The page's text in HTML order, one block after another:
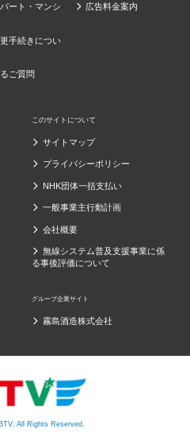
ート・マンシ
手続きについ
ご質問
広告料金案内
このサイトについて
サイトマップ
プライバシーポリシー
NHK団体一括支払い
一般事業主行動計画
会社概要
無線システム普及支援事業に係
る事後評価について
グループ企業サイト
霧島酒造株式会社
All Rights Reserved.